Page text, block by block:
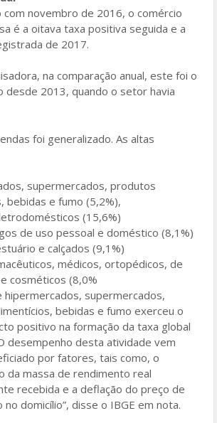
com novembro de 2016, o comércio
é a oitava taxa positiva seguida e a
de 2017.
na comparação anual, este foi o
desde 2013, quando o setor havia
foi generalizado. As altas
supermercados, produtos
bebidas e fumo (5,2%),
(15,6%)
de uso pessoal e doméstico (8,1%)
e calçados (9,1%)
médicos, ortopédicos, de
cosméticos (8,0%
hipermercados, supermercados,
bebidas e fumo exerceu o
positivo na formação da taxa global
desempenho desta atividade vem
por fatores, tais como, o
da massa de rendimento real
recebida e a deflação do preço de
no domicílio”, disse o IBGE em nota.